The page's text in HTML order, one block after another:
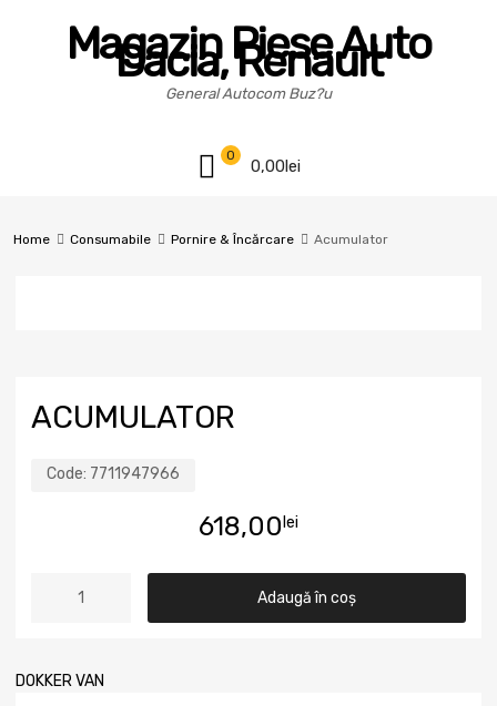
Magazin Piese Auto
Dacia, Renault
General Autocom Buz?u
0,00lei
0
Home Consumabile Pornire & Încărcare Acumulator
ACUMULATOR
Code: 7711947966
618,00 lei
Adaugă în coș
DOKKER VAN